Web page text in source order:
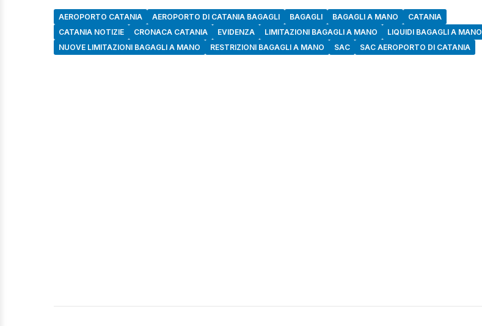
AEROPORTO CATANIA AEROPORTO DI CATANIA BAGAGLI BAGAGLI BAGAGLI A MANO
CATANIA
CATANIA NOTIZIE
CRONACA CATANIA EVIDENZA LIMITAZIONI BAGAGLI A MANO
LIQUIDI BAGAGLI A MANO
NUOVE LIMITAZIONI BAGAGLI A MANO
RESTRIZIONI BAGAGLI A MANO SAC SAC AEROPORTO DI CATANIA